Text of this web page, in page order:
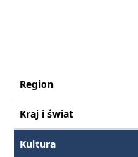
Region
Kraj i świat
Kultura